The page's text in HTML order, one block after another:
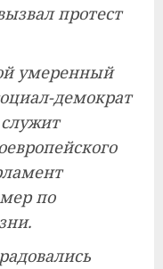
протест
умеренный
демократ
по